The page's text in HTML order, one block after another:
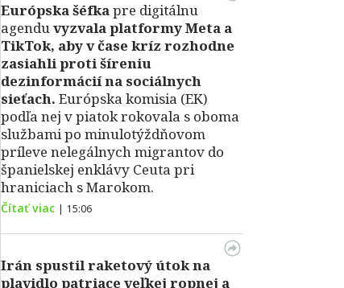
Európska šéfkapre digitálnu
agenduvyzvala platformy Meta a
TikTok, aby v čase kríz rozhodne
zasiahli proti šíreniu
dezinformácií na sociálnych
sieťach. Európska komisia (EK)
podľa nej v piatok rokovala s oboma
službami po minulotýždňovom
príleve nelegálnych migrantov do
španielskej enklávy Ceuta pri
hraniciach s Marokom.
Čítať viac | 15:06
Irán spustil raketový útok na
plavidlo patriace veľkej ropnej a